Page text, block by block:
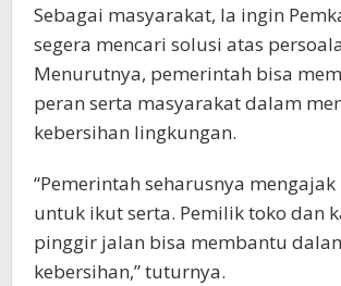
Sebagai masyarakat, Ia ingin
segera mencari solusi atas
Menurutnya, pemerintah bisa
peran serta masyarakat dalam
kebersihan lingkungan.
“Pemerintah seharusnya
untuk ikut serta. Pemilik toko dan
pinggir jalan bisa membantu
kebersihan,” tuturnya.